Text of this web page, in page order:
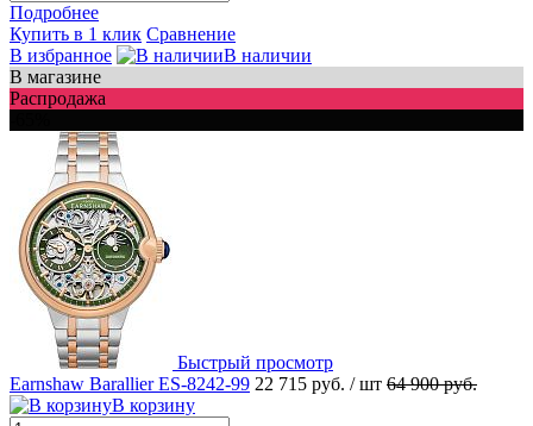
Подробнее
Купить в 1 клик Сравнение
В избранное
В наличии
В магазине
Распродажа
Быстрый просмотр
Earnshaw Barallier ES-8242-99 22 715 руб. / шт 64 900 руб.
В корзину